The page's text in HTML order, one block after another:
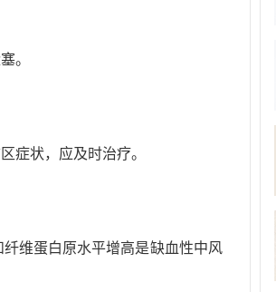
。
症状，应及时治疗。
维蛋白原水平增高是缺血性中风